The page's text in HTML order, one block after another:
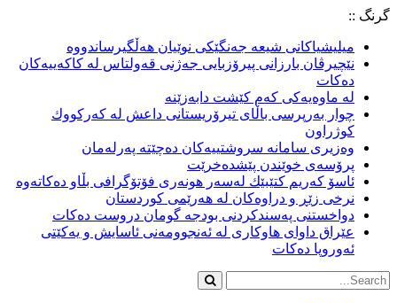
گرنگ ::
میلیشیاكانى شیعه‌ جه‌نگێكى نوێیان هه‌ڵگیرساندووه‌
نێچیرڤان بارزانى پیرۆزبایى جه‌ژنى قه‌ولتاس له‌ كاكه‌ییه‌كان
ده‌كات
لە ماوەیەکی کەم کێشت دابەزێنە
چوار به‌رپرسى باڵاى تیرۆریستانى داعش له‌ كه‌ركووك
كوژراون
وه‌زیرى سامانه‌ سروشتییه‌كان ده‌چێته‌ په‌رله‌مان
پرۆسه‌ى خوێندن پێشده‌خرێت
ئاسۆ كه‌ریم كتێبێك له‌سه‌ر هونه‌رى فۆتۆگرافى بڵاو ده‌كاته‌وه‌
نرخی زێڕ و دراوەکان لە هەرێمی کوردستان
دواخستنى په‌سندكردنى بودجه‌ گومان دروست ده‌كات
عێراق داواى هاوكارى له‌ ئه‌نجوومه‌نى ئاسایش و یه‌كێتى
ئه‌وروپا ده‌كات